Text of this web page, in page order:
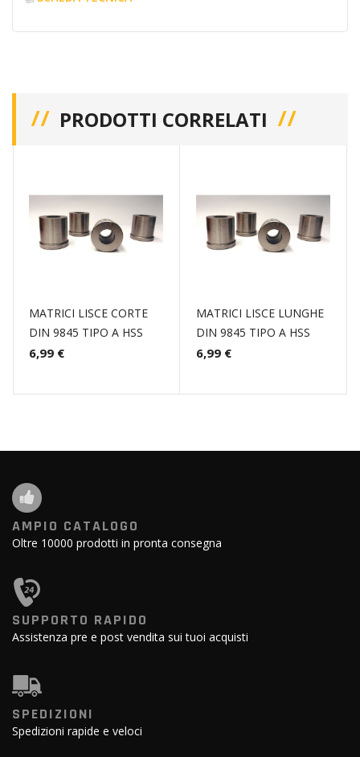
PRODOTTI CORRELATI
MATRICI LISCE CORTE
DIN 9845 TIPO A HSS
6,99 €
MATRICI LISCE LUNGHE
DIN 9845 TIPO A HSS
6,99 €
AMPIO CATALOGO
Oltre 10000 prodotti in pronta consegna
SUPPORTO RAPIDO
Assistenza pre e post vendita sui tuoi acquisti
SPEDIZIONI
Spedizioni rapide e veloci